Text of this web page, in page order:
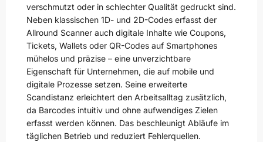
verschmutzt oder in schlechter Qualität gedruckt sind.
Neben klassischen 1D- und 2D-Codes erfasst der
Allround Scanner auch digitale Inhalte wie Coupons,
Tickets, Wallets oder QR-Codes auf Smartphones
mühelos und präzise – eine unverzichtbare
Eigenschaft für Unternehmen, die auf mobile und
digitale Prozesse setzen. Seine erweiterte
Scandistanz erleichtert den Arbeitsalltag zusätzlich,
da Barcodes intuitiv und ohne aufwendiges Zielen
erfasst werden können. Das beschleunigt Abläufe im
täglichen Betrieb und reduziert Fehlerquellen.